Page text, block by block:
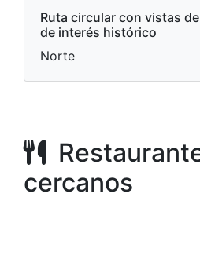
Ruta circular con vistas
de interés histórico
Norte
cercanos